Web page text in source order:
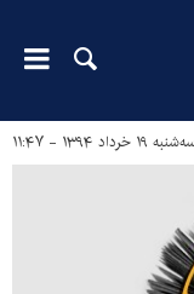
۱۹ خرداد ۱۳۹۴ - ۱۱:۴۷